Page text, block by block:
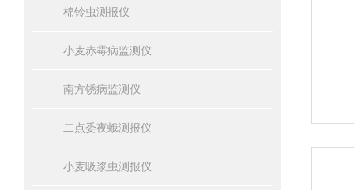
棉铃虫测报仪
小麦赤霉病监测仪
南方锈病监测仪
二点委夜蛾测报仪
小麦吸浆虫测报仪